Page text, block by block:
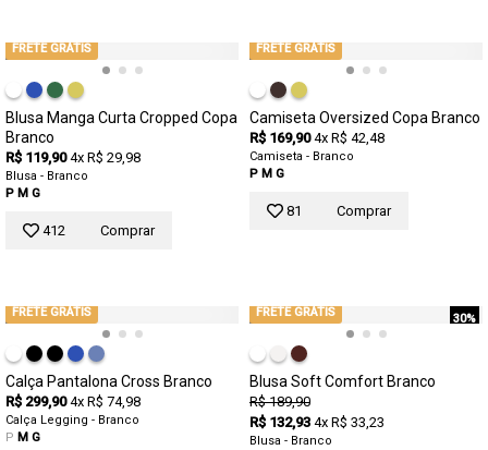
FRETE GRÁTIS
Blusa Manga Curta Cropped Copa
Branco
R$ 119,90 4x R$ 29,98
Blusa - Branco
P M G
412 Comprar
FRETE GRÁTIS
Camiseta Oversized Copa Branco
R$ 169,90 4x R$ 42,48
Camiseta - Branco
P M G
81 Comprar
FRETE GRÁTIS
Calça Pantalona Cross Branco
R$ 299,90 4x R$ 74,98
Calça Legging - Branco
P M G
30%
FRETE GRÁTIS
Blusa Soft Comfort Branco
R$ 189,90
R$ 132,93 4x R$ 33,23
Blusa - Branco